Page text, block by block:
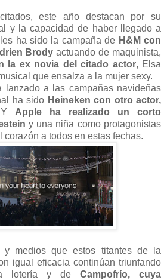
este año destacan por su
y la capacidad de haber llegado a
ha sido la campaña de H&M con
Brody actuando de maquinista,
la ex novia del citado actor, Elsa
que ensalza a la mujer sexy.
lanzado a las campañas navideñas
ha sido Heineken con otro actor,
Apple ha realizado un corto
y una niña como protagonistas
corazón a todos en estas fechas.
y medios que estos titantes de la
igual eficacia continúan triunfando
lotería y de Campofrío, cuya